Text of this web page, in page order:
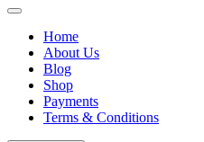
Home
About Us
Blog
Shop
Payments
Terms & Conditions